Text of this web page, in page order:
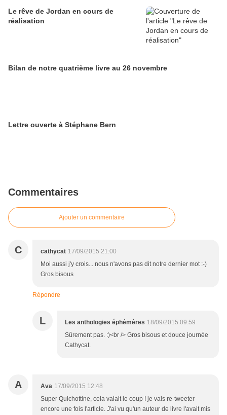
Le rêve de Jordan en cours de
réalisation
Bilan de notre quatrième livre au 26 novembre
Lettre ouverte à Stéphane Bern
Commentaires
Ajouter un commentaire
C cathycat 17/09/2015 21:00
Moi aussi j'y crois... nous n'avons pas dit notre dernier mot :-)
Gros bisous
Répondre
L Les anthologies éphémères 18/09/2015 09:59
Sûrement pas. :)<br /> Gros bisous et douce journée
Cathycat.
A Ava 17/09/2015 12:48
Super Quichottine, cela valait le coup ! je vais re-tweeter
encore une fois l'article. J'ai vu qu'un auteur de livre l'avait mis